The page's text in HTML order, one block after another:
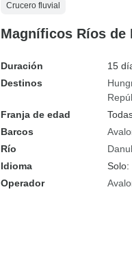
Crucero fluvial
Magníficos Ríos de
Duración
15
Destinos
Franja de edad
Barcos
Río
Idioma
Solo:
Operador